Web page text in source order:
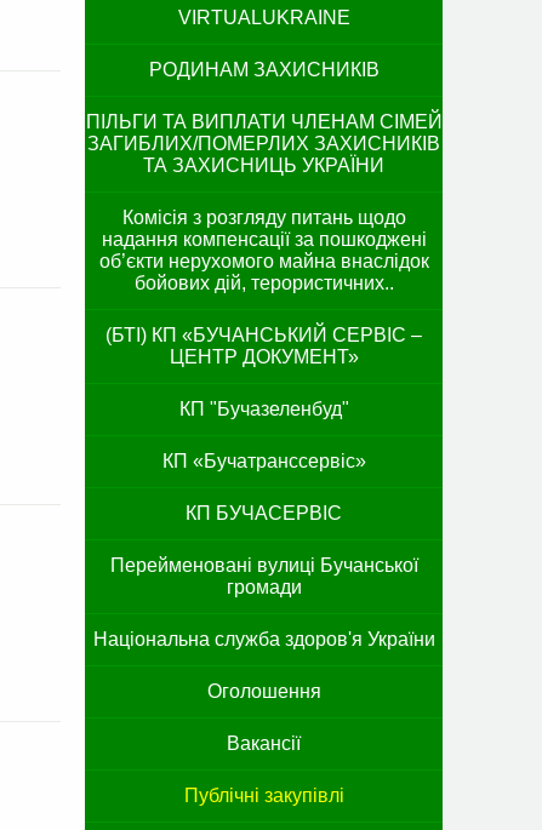
VIRTUALUKRAINE
РОДИНАМ ЗАХИСНИКІВ
ПІЛЬГИ ТА ВИПЛАТИ ЧЛЕНАМ СІМЕЙ
ЗАГИБЛИХ/ПОМЕРЛИХ ЗАХИСНИКІВ
ТА ЗАХИСНИЦЬ УКРАЇНИ
Комісія з розгляду питань щодо
надання компенсації за пошкоджені
об’єкти нерухомого майна внаслідок
бойових дій, терористичних..
(БТІ) КП «БУЧАНСЬКИЙ СЕРВІС –
ЦЕНТР ДОКУМЕНТ»
КП "Бучазеленбуд"
КП «Бучатранссервіс»
КП БУЧАСЕРВІС
Перейменовані вулиці Бучанської
громади
Національна служба здоров'я України
Оголошення
Вакансії
Публічні закупівлі